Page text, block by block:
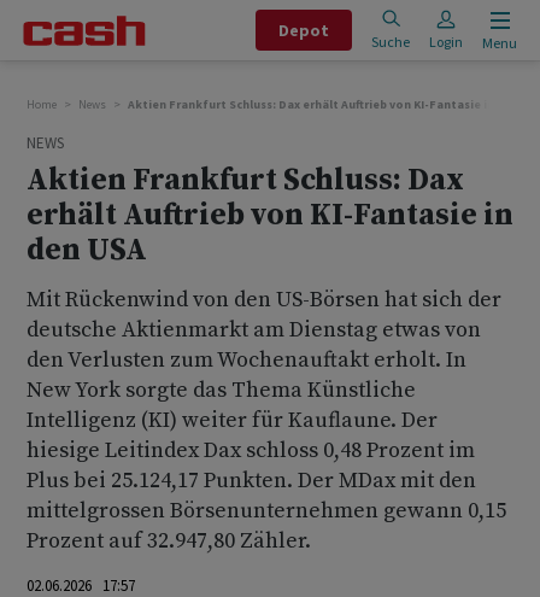
Depot
Suche Login Menu
Home News Aktien Frankfurt Schluss: Dax erhält Auftrieb von KI-Fantasie in den
NEWS
Aktien Frankfurt Schluss: Dax
erhält Auftrieb von KI-Fantasie in
den USA
Mit Rückenwind von den US-Börsen hat sich der
deutsche Aktienmarkt am Dienstag etwas von
den Verlusten zum Wochenauftakt erholt. In
New York sorgte das Thema Künstliche
Intelligenz (KI) weiter für Kauflaune. Der
hiesige Leitindex Dax schloss 0,48 Prozent im
Plus bei 25.124,17 Punkten. Der MDax mit den
mittelgrossen Börsenunternehmen gewann 0,15
Prozent auf 32.947,80 Zähler.
02.06.2026 17:57